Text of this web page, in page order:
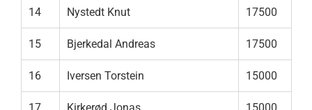
14 Nystedt Knut 17500
15 Bjerkedal Andreas 17500
16 Iversen Torstein 15000
17 Kirkerød Jonas 15000